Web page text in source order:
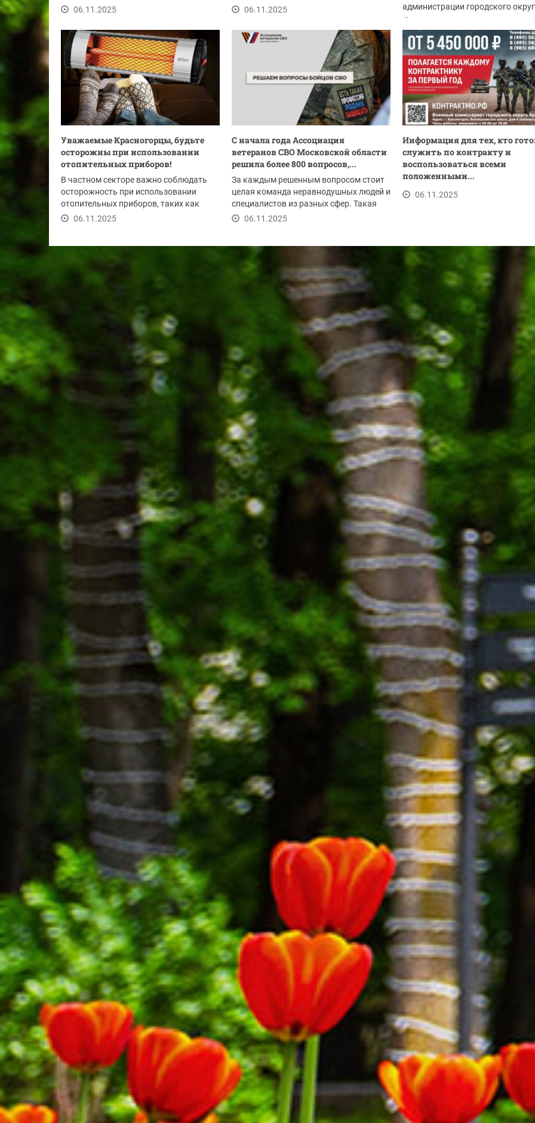
альманаха «Красногорье»....
06.11.2025
жизнь и подвиг...
06.11.2025
администрации городского
Красногорск:
Уважаемые Красногорцы, будьте
осторожны при использовании
отопительных приборов!
В частном секторе важно соблюдать
осторожность при использовании
отопительных приборов, таких как
печи, камины,...
06.11.2025
С начала года Ассоциация
ветеранов СВО Московской области
решила более 800 вопросов,...
За каждым решенным вопросом стоит
целая команда неравнодушных людей и
специалистов из разных сфер. Такая
работа...
06.11.2025
Информация для тех, кто
служить по контракту и
воспользоваться всеми
положенными...
06.11.2025